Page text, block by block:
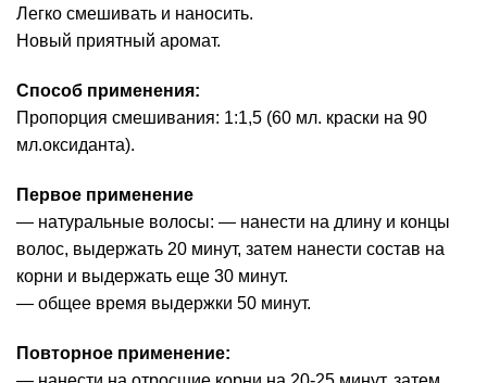
Легко смешивать и наносить.
Новый приятный аромат.
Способ применения:
Пропорция смешивания: 1:1,5 (60 мл. краски на 90
мл.оксиданта).
Первое применение
— натуральные волосы: — нанести на длину и концы
волос, выдержать 20 минут, затем нанести состав на
корни и выдержать еще 30 минут.
— общее время выдержки 50 минут.
Повторное применение: